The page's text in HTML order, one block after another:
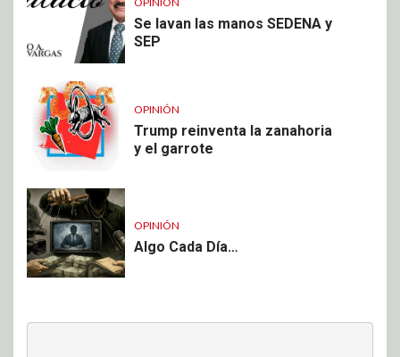
Se lavan las manos SEDENA y
SEP
OPINIÓN
Trump reinventa la zanahoria
y el garrote
OPINIÓN
Algo Cada Día…